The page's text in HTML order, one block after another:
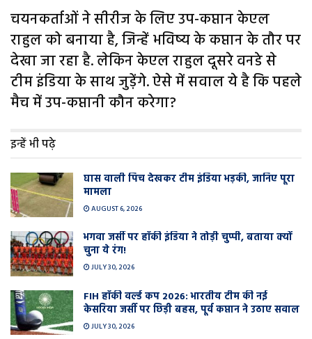
चयनकर्ताओं ने सीरीज के लिए उप-कप्तान केएल
राहुल को बनाया है, जिन्हें भविष्य के कप्तान के तौर पर
देखा जा रहा है. लेकिन केएल राहुल दूसरे वनडे से
टीम इंडिया के साथ जुड़ेंगे. ऐसे में सवाल ये है कि पहले
मैच में उप-कप्तानी कौन करेगा?
इन्हें भी पढ़े
घास वाली प‍िच देखकर टीम इंडिया भड़की, जानिए पूरा
मामला
AUGUST 6, 2026
भगवा जर्सी पर हॉकी इंडिया ने तोड़ी चुप्पी, बताया क्यों
चुना ये रंग!
JULY 30, 2026
FIH हॉकी वर्ल्ड कप 2026: भारतीय टीम की नई
केसरिया जर्सी पर छिड़ी बहस, पूर्व कप्तान ने उठाए सवाल
JULY 30, 2026